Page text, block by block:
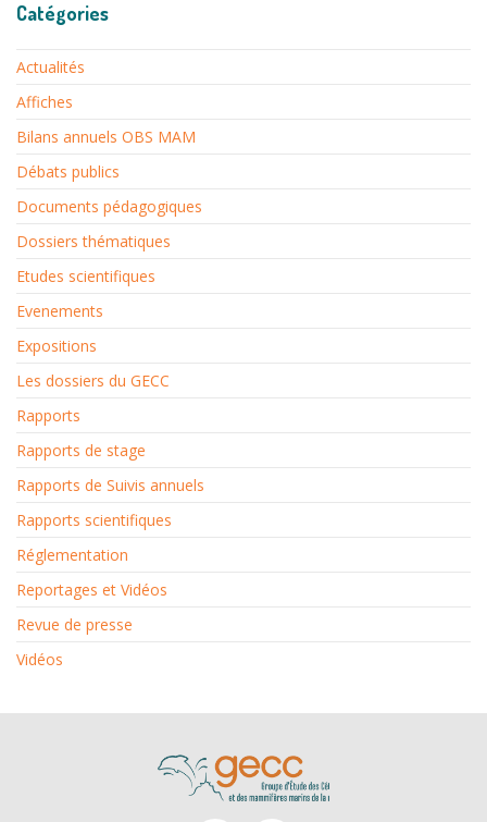
Catégories
Actualités
Affiches
Bilans annuels OBS MAM
Débats publics
Documents pédagogiques
Dossiers thématiques
Etudes scientifiques
Evenements
Expositions
Les dossiers du GECC
Rapports
Rapports de stage
Rapports de Suivis annuels
Rapports scientifiques
Réglementation
Reportages et Vidéos
Revue de presse
Vidéos